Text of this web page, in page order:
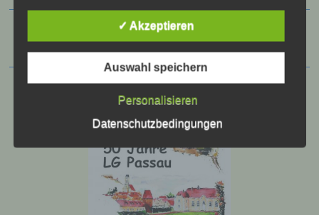
auf welche die personenbezogenen Daten
ohne Hinzuziehung zusätzlicher
Informationen nicht mehr einer spezifischen
können, sofern diese zusätzlichen
Informationen gesondert aufbewahrt werden
und technischen und organisatorischen
Maßnahmen unterliegen, die gewährleisten,
dass die personenbezogenen Daten nicht
✓ Akzeptieren
Auswahl speichern
Personalisieren
Datenschutzbedingungen